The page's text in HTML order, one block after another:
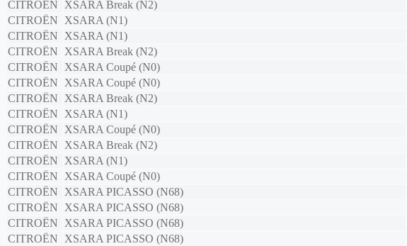
CITROËN
XSARA Break (N2)
CITROËN
XSARA (N1)
CITROËN
XSARA (N1)
CITROËN
XSARA Break (N2)
CITROËN
XSARA Coupé (N0)
CITROËN
XSARA Coupé (N0)
CITROËN
XSARA Break (N2)
CITROËN
XSARA (N1)
CITROËN
XSARA Coupé (N0)
CITROËN
XSARA Break (N2)
CITROËN
XSARA (N1)
CITROËN
XSARA Coupé (N0)
CITROËN
XSARA PICASSO (N68)
CITROËN
XSARA PICASSO (N68)
CITROËN
XSARA PICASSO (N68)
CITROËN
XSARA PICASSO (N68)